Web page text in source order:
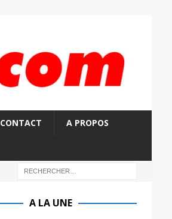
CONTACT A PROPOS
A LA UNE